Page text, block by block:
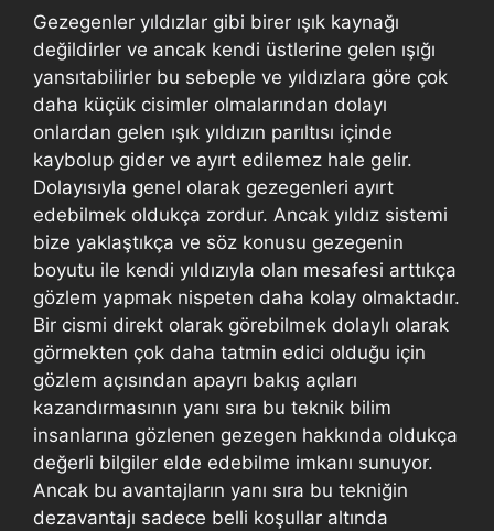
Gezegenler yıldızlar gibi birer ışık kaynağı
değildirler ve ancak kendi üstlerine gelen ışığı
yansıtabilirler bu sebeple ve yıldızlara göre çok
daha küçük cisimler olmalarından dolayı
onlardan gelen ışık yıldızın parıltısı içinde
kaybolup gider ve ayırt edilemez hale gelir.
Dolayısıyla genel olarak gezegenleri ayırt
edebilmek oldukça zordur. Ancak yıldız sistemi
bize yaklaştıkça ve söz konusu gezegenin
boyutu ile kendi yıldızıyla olan mesafesi arttıkça
gözlem yapmak nispeten daha kolay olmaktadır.
Bir cismi direkt olarak görebilmek dolaylı olarak
görmekten çok daha tatmin edici olduğu için
gözlem açısından apayrı bakış açıları
kazandırmasının yanı sıra bu teknik bilim
insanlarına gözlenen gezegen hakkında oldukça
değerli bilgiler elde edebilme imkanı sunuyor.
Ancak bu avantajların yanı sıra bu tekniğin
dezavantajı sadece belli koşullar altında